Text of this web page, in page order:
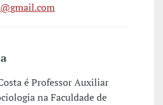
é Professor Auxiliar
na Faculdade de